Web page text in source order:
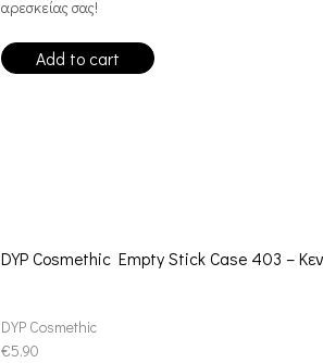
αρεσκείας σας!
Add to cart
DYP Cosmethic Empty Stick Case 403 –
DYP Cosmethic
€5.90